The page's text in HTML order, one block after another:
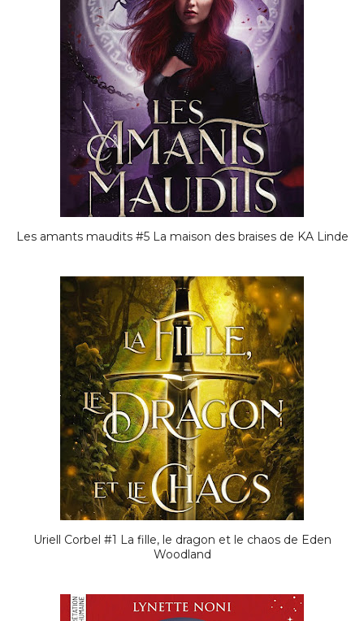
Les amants maudits #5 La maison des braises de KA Linde
Uriell Corbel #1 La fille, le dragon et le chaos de Eden
Woodland